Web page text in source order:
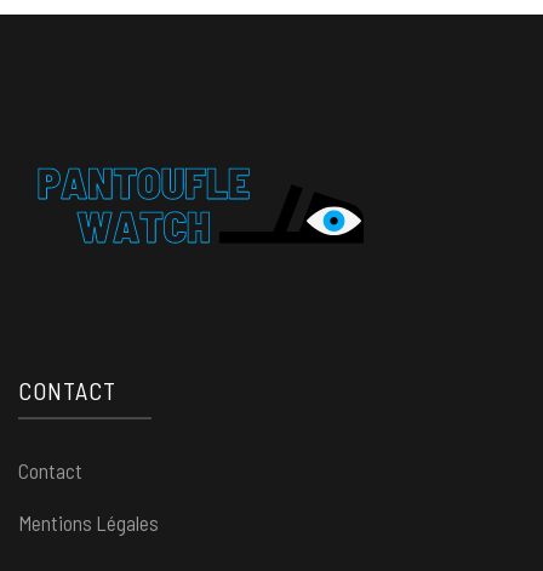
CONTACT
Contact
Mentions Légales